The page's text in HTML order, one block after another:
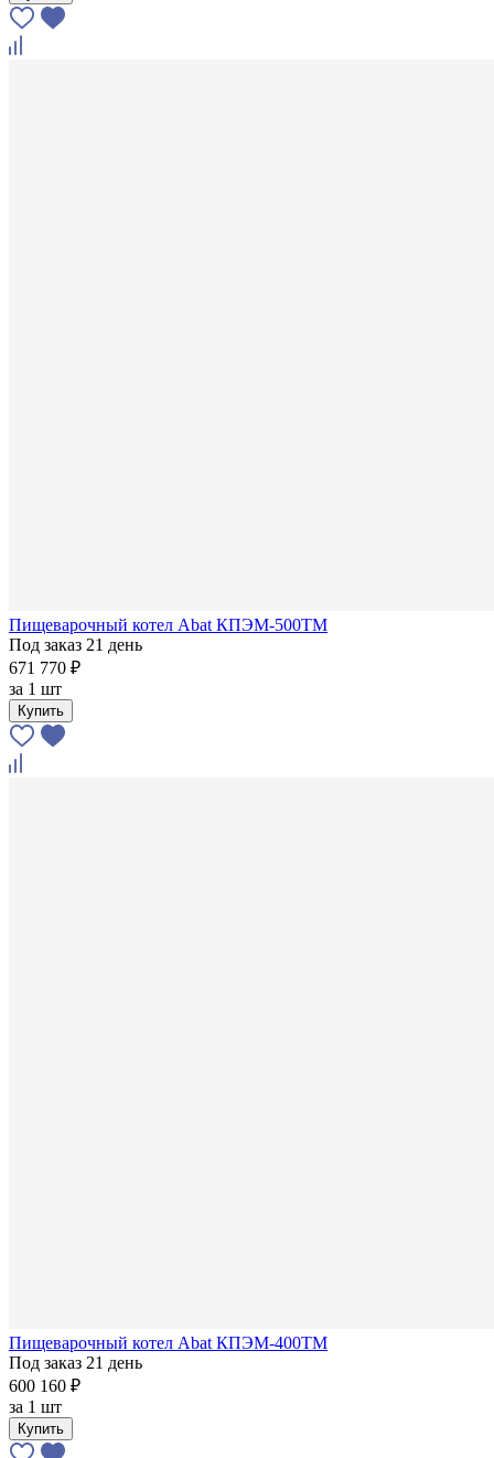
Пищеварочный котел Abat КПЭМ-500ТМ
Под заказ 21 день
671 770 ₽
за 1 шт
Купить
Пищеварочный котел Abat КПЭМ-400ТМ
Под заказ 21 день
600 160 ₽
за 1 шт
Купить